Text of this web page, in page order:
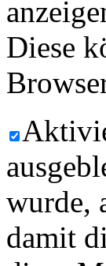
Diese
wurde,
damit